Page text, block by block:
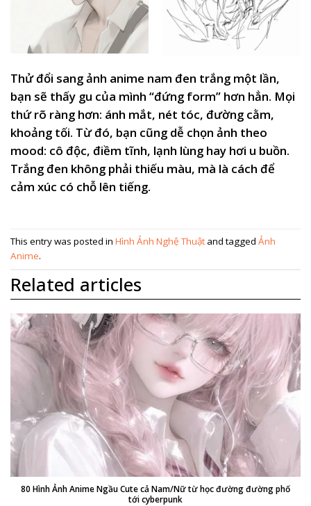
Thử đổi sang ảnh anime nam đen trắng một lần,
bạn sẽ thấy gu của mình “đứng form” hơn hẳn. Mọi
thứ rõ ràng hơn: ánh mắt, nét tóc, đường cằm,
khoảng tối. Từ đó, bạn cũng dễ chọn ảnh theo
mood: cô độc, điềm tĩnh, lạnh lùng hay hơi u buồn.
Trắng đen không phải thiếu màu, mà là cách để
cảm xúc có chỗ lên tiếng.
This entry was posted in Hình Ảnh Nghệ Thuật and tagged Ảnh
Anime.
Related articles
80 Hình Ảnh Anime Ngầu Cute cả Nam/Nữ từ học đường đường phố
tới cyberpunk